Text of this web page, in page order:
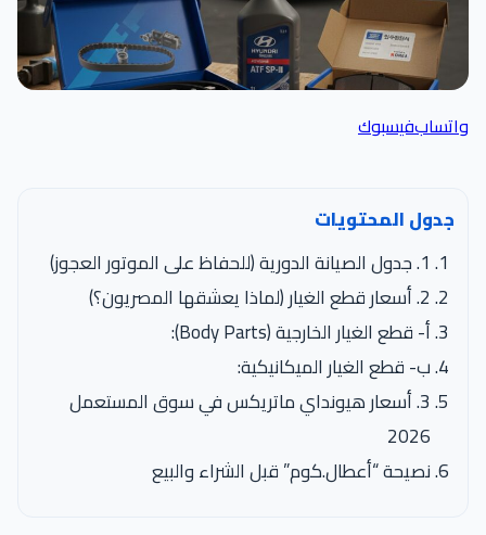
واتسابفيسبوك
جدول المحتويات
1. جدول الصيانة الدورية (للحفاظ على الموتور العجوز)
2. أسعار قطع الغيار (لماذا يعشقها المصريون؟)
أ- قطع الغيار الخارجية (Body Parts):
ب- قطع الغيار الميكانيكية:
3. أسعار هيونداي ماتريكس في سوق المستعمل
2026
نصيحة “أعطال.كوم” قبل الشراء والبيع